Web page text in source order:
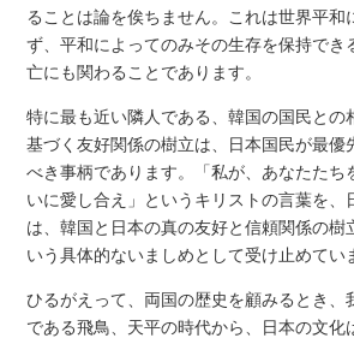
ることは論を俟ちません。これは世界平和
ず、平和によってのみその生存を保持でき
亡にも関わることであります。
特に最も近い隣人である、韓国の国民との
基づく友好関係の樹立は、日本国民が最優
べき事柄であります。「私が、あなたたち
いに愛し合え」というキリストの言葉を、
は、韓国と日本の真の友好と信頼関係の樹
いう具体的ないましめとして受け止めてい
ひるがえって、両国の歴史を顧みるとき、
である飛鳥、天平の時代から、日本の文化